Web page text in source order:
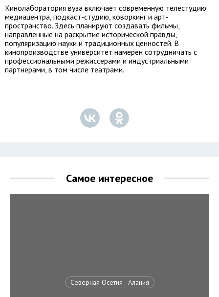
Кинолаборатория вуза включает современную телестудию
медиацентра, подкаст-студию, коворкинг и арт-
пространство. Здесь планируют создавать фильмы,
направленные на раскрытие исторической правды,
популяризацию науки и традиционных ценностей. В
кинопроизводстве университет намерен сотрудничать с
профессиональными режиссерами и индустриальными
партнерами, в том числе театрами.
Самое интересное
Северная Осетия - Алания